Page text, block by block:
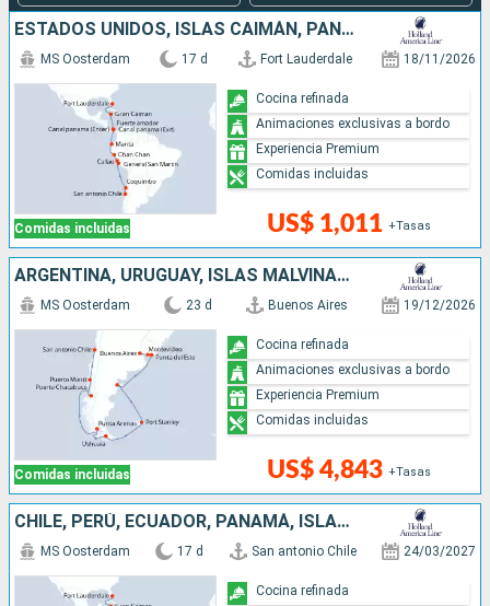
ESTADOS UNIDOS, ISLAS CAIMÁN, PANAMÁ, ECUADOR, PERÚ, CHILE
Comidas incluidas
MS Oosterdam 17 d Fort Lauderdale 18/11/2026
US$ 1,011 +Tasas
Cocina refinada
Animaciones exclusivas a bordo
Experiencia Premium
Comidas incluidas
ARGENTINA, URUGUAY, ISLAS MALVINAS, CHILE
Comidas incluidas
MS Oosterdam 23 d Buenos Aires 19/12/2026
US$ 4,843 +Tasas
Cocina refinada
Animaciones exclusivas a bordo
Experiencia Premium
Comidas incluidas
CHILE, PERÚ, ECUADOR, PANAMÁ, ISLAS CAIMÁN, ESTADOS UNIDOS
MS Oosterdam 17 d San antonio Chile 24/03/2027
Cocina refinada